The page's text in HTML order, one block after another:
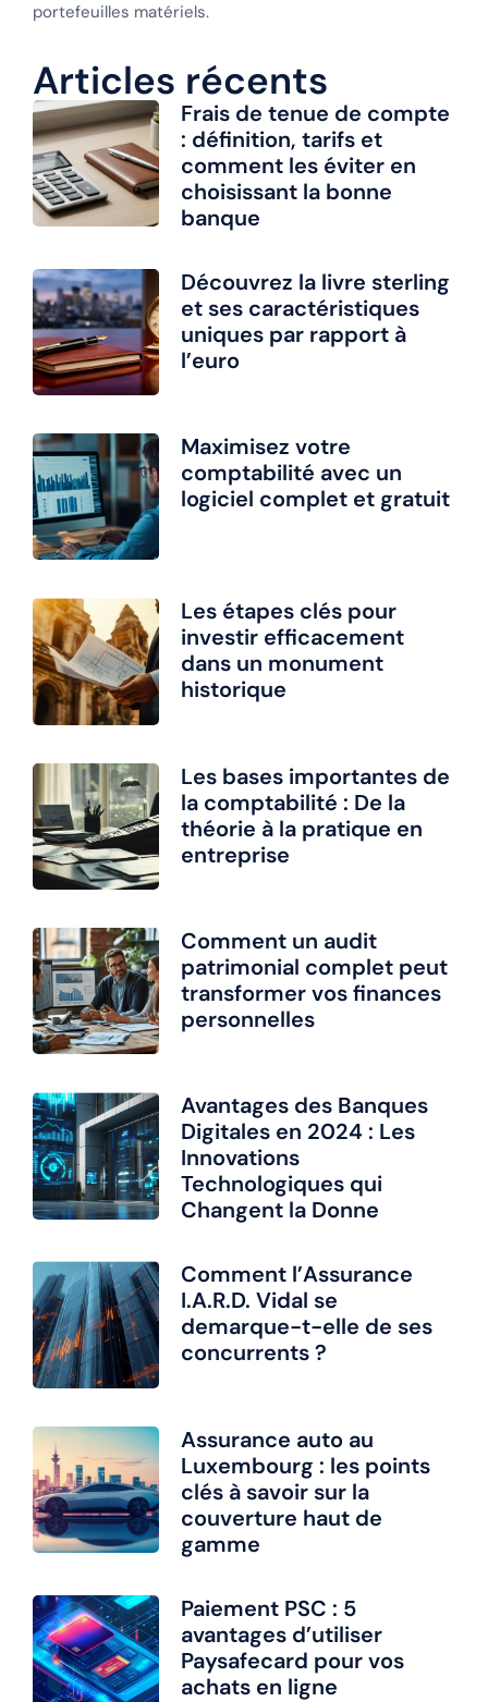
portefeuilles matériels.
Articles récents
Frais de tenue de compte
: définition, tarifs et
comment les éviter en
choisissant la bonne
banque
Découvrez la livre sterling
et ses caractéristiques
uniques par rapport à
l’euro
Maximisez votre
comptabilité avec un
logiciel complet et gratuit
Les étapes clés pour
investir efficacement
dans un monument
historique
Les bases importantes de
la comptabilité : De la
théorie à la pratique en
entreprise
Comment un audit
patrimonial complet peut
transformer vos finances
personnelles
Avantages des Banques
Digitales en 2024 : Les
Innovations
Technologiques qui
Changent la Donne
Comment l’Assurance
I.A.R.D. Vidal se
demarque-t-elle de ses
concurrents ?
Assurance auto au
Luxembourg : les points
clés à savoir sur la
couverture haut de
gamme
Paiement PSC : 5
avantages d’utiliser
Paysafecard pour vos
achats en ligne